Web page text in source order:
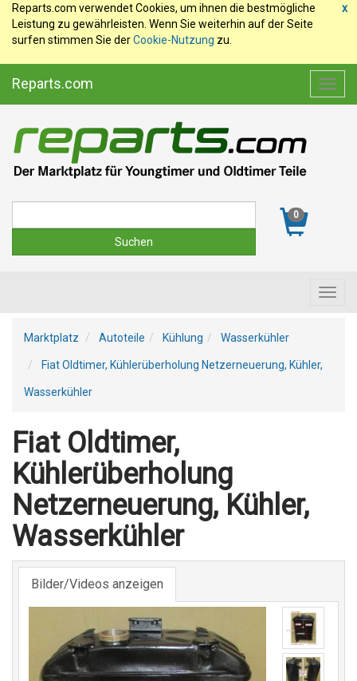
x
Reparts.com verwendet Cookies, um ihnen die bestmögliche
Leistung zu gewährleisten. Wenn Sie weiterhin auf der Seite
surfen stimmen Sie derCookie-Nutzung zu.
Reparts.com
0
Marktplatz Autoteile Kühlung Wasserkühler
Fiat Oldtimer, Kühlerüberholung Netzerneuerung, Kühler,
Wasserkühler
Fiat Oldtimer,
Kühlerüberholung
Netzerneuerung, Kühler,
Wasserkühler
Bilder/Videos anzeigen